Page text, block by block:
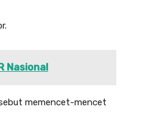
Nasional
memencet-mencet